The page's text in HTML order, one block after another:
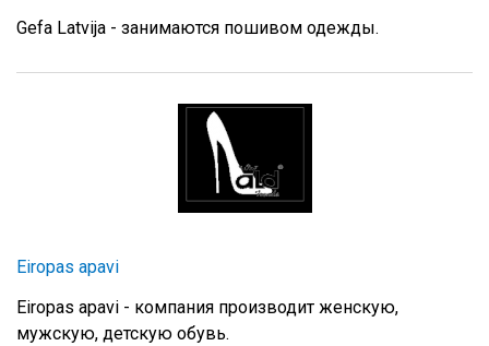
Gefa Latvija - занимаются пошивом одежды.
Eiropas apavi
Eiropas apavi - компания производит женскую,
мужскую, детскую обувь.